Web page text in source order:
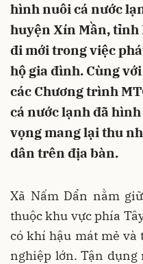
hình nuôi cá nước
huyện Xín Mần, tỉnh
đi mới trong việc
hộ gia đình. Cùng
các Chương trình
cá nước lạnh đã
vọng mang lại thu
dân trên địa bàn.
Xã Nấm Dẩn nằm
thuộc khu vực phía
có khí hậu mát mẻ
nghiệp lớn. Tận